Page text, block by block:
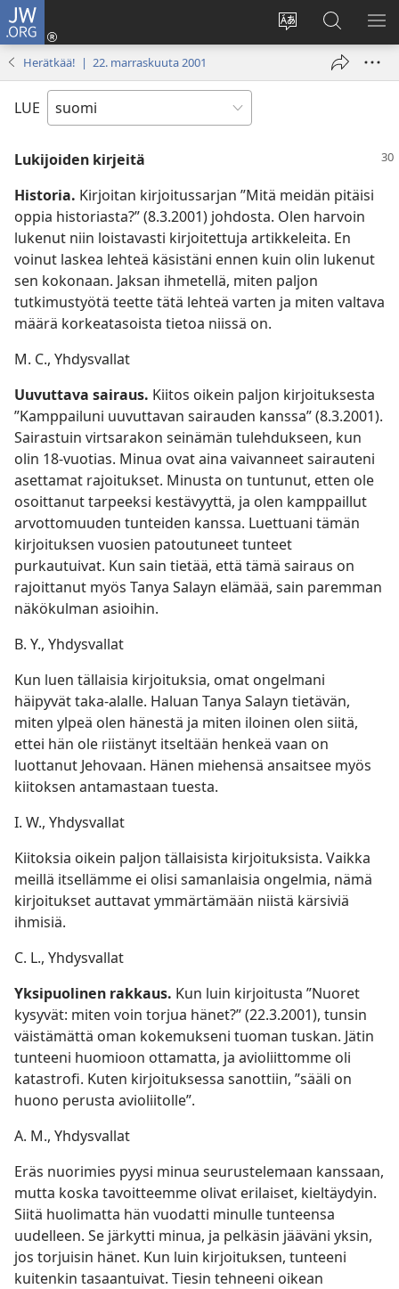
JW.ORG
Vaihda
sivuston
Kirjaudu
(avaa
Hae
JW.ORG-
sivustolta
Herätkää! | 22. marraskuuta 2001
LUE
Lukijoiden kirjeitä
Historia. Kirjoitan kirjoitussarjan ”Mitä meidän pitäisi
oppia historiasta?” (8.3.2001) johdosta. Olen harvoin
lukenut niin loistavasti kirjoitettuja artikkeleita. En
voinut laskea lehteä käsistäni ennen kuin olin lukenut
sen kokonaan. Jaksan ihmetellä, miten paljon
tutkimustyötä teette tätä lehteä varten ja miten valtava
määrä korkeatasoista tietoa niissä on.
M. C., Yhdysvallat
Uuvuttava sairaus. Kiitos oikein paljon kirjoituksesta
”Kamppailuni uuvuttavan sairauden kanssa” (8.3.2001).
Sairastuin virtsarakon seinämän tulehdukseen, kun
olin 18-vuotias. Minua ovat aina vaivanneet sairauteni
asettamat rajoitukset. Minusta on tuntunut, etten ole
osoittanut tarpeeksi kestävyyttä, ja olen kamppaillut
arvottomuuden tunteiden kanssa. Luettuani tämän
kirjoituksen vuosien patoutuneet tunteet
purkautuivat. Kun sain tietää, että tämä sairaus on
rajoittanut myös Tanya Salayn elämää, sain paremman
näkökulman asioihin.
B. Y., Yhdysvallat
Kun luen tällaisia kirjoituksia, omat ongelmani
häipyvät taka-alalle. Haluan Tanya Salayn tietävän,
miten ylpeä olen hänestä ja miten iloinen olen siitä,
ettei hän ole riistänyt itseltään henkeä vaan on
luottanut Jehovaan. Hänen miehensä ansaitsee myös
kiitoksen antamastaan tuesta.
I. W., Yhdysvallat
Kiitoksia oikein paljon tällaisista kirjoituksista. Vaikka
meillä itsellämme ei olisi samanlaisia ongelmia, nämä
kirjoitukset auttavat ymmärtämään niistä kärsiviä
ihmisiä.
C. L., Yhdysvallat
Yksipuolinen rakkaus. Kun luin kirjoitusta ”Nuoret
kysyvät: miten voin torjua hänet?” (22.3.2001), tunsin
väistämättä oman kokemukseni tuoman tuskan. Jätin
tunteeni huomioon ottamatta, ja avioliittomme oli
katastrofi. Kuten kirjoituksessa sanottiin, ”sääli on
huono perusta avioliitolle”.
A. M., Yhdysvallat
Eräs nuorimies pyysi minua seurustelemaan kanssaan,
mutta koska tavoitteemme olivat erilaiset, kieltäydyin.
Siitä huolimatta hän vuodatti minulle tunteensa
uudelleen. Se järkytti minua, ja pelkäsin jääväni yksin,
jos torjuisin hänet. Kun luin kirjoituksen, tunteeni
kuitenkin tasaantuivat. Tiesin tehneeni oikean